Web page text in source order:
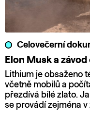
Celovečerní
Elon Musk a
Lithium je obsaženo
včetně mobilů a
přezdívá bílé zlato.
se provádí zejména